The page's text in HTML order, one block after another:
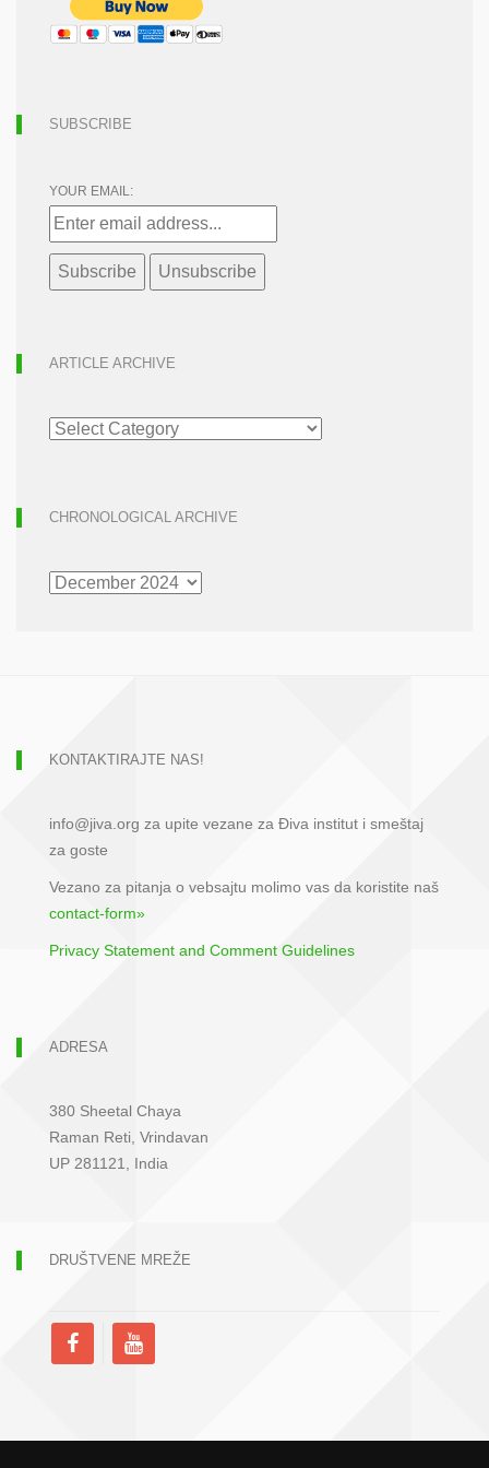
SUBSCRIBE
YOUR EMAIL:
ARTICLE ARCHIVE
ARTICLE
ARCHIVE
CHRONOLOGICAL ARCHIVE
CHRONOLOGICAL
ARCHIVE
KONTAKTIRAJTE NAS!
info@jiva.org za upite vezane za Điva institut i smeštaj
za goste
Vezano za pitanja o vebsajtu molimo vas da koristite naš
contact-form»
Privacy Statement and Comment Guidelines
ADRESA
380 Sheetal Chaya
Raman Reti, Vrindavan
UP 281121, India
DRUŠTVENE MREŽE